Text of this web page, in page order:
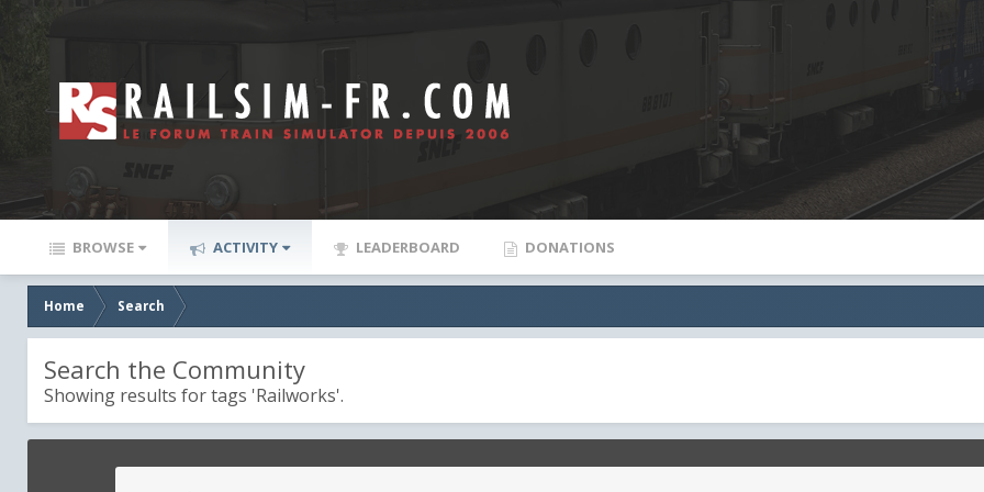
BROWSE ACTIVITY LEADERBOARD DONATIONS
Home Search
Search the Community
Showing results for tags 'Railworks'.